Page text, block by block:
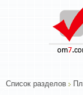
Список разделов